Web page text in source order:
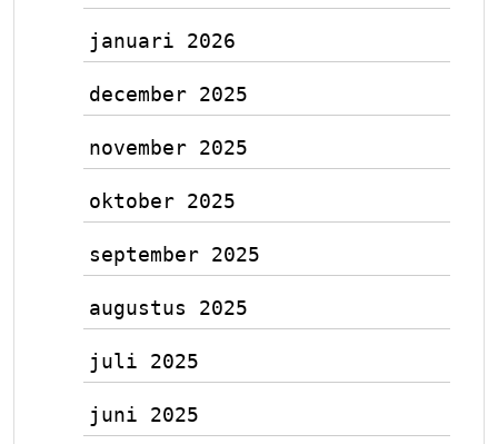
januari 2026
december 2025
november 2025
oktober 2025
september 2025
augustus 2025
juli 2025
juni 2025